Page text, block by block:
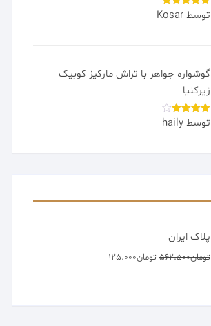
امتیاز 5از
5
توسط Kosar
گوشواره جواهر با تراش مارکیز کوبیک
زیرکنیا
امتیاز 4
از 5
توسط haily
پلاک ایران
تومان562.500 قیمت
تومان125.000